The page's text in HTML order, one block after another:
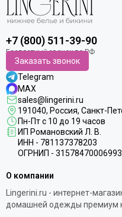
+7 (800) 511-39-90
Заказать звонок
Telegram
MAX
sales@lingerini.ru
191040, Россия, Санкт-
Пн-Пт с 10 до 19 часов
ИП Романовский Л. В.
ИНН - 781137378203
ОГРНИП -
О компании
Lingerini.ru - интернет-
домашней одежды премиум